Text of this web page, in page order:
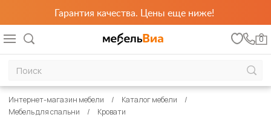
Гарантия качества. Цены еще ниже!
0
Интернет-магазин мебели
Каталог мебели
Мебель для спальни
Кровати